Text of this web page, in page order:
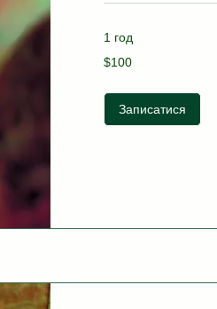
1 год
US
$100
Записатися